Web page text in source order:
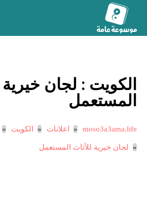
الكويت : لجان خيرية
المستعمل
moso3a3ama.life اعلانات الكويت
لجان خيرية للأثاث المستعمل